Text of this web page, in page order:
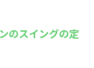
のスイングの定